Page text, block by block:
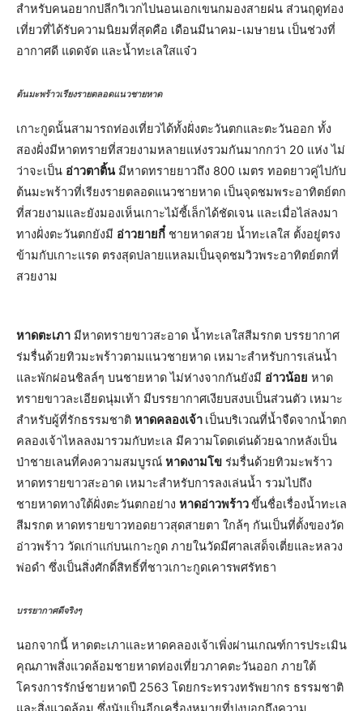
สำหรับคนอยากปลีกวิเวกไปนอนเอกเขนกมองสายฝน ส่วนฤดูท่อง
เที่ยวที่ได้รับความนิยมที่สุดคือ เดือนมีนาคม-เมษายน เป็นช่วงที่
อากาศดี แดดจัด และน้ำทะเลใสแจ๋ว
ต้นมะพร้าวเรียงรายตลอดแนวชายหาด
เกาะกูดนั้นสามารถท่องเที่ยวได้ทั้งฝั่งตะวันตกและตะวันออก ทั้ง
สองฝั่งมีหาดทรายที่สวยงามหลายแห่งรวมกันมากกว่า 20 แห่ง ไม่
ว่าจะเป็น อ่าวตาติ้น มีหาดทรายยาวถึง 800 เมตร ทอดยาวคู่ไปกับ
ต้นมะพร้าวที่เรียงรายตลอดแนวชายหาด เป็นจุดชมพระอาทิตย์ตก
ที่สวยงามและยังมองเห็นเกาะไม้ซี้เล็กได้ชัดเจน และเมื่อไล่ลงมา
ทางฝั่งตะวันตกยังมี อ่าวยายกี๋ ชายหาดสวย น้ำทะเลใส ตั้งอยู่ตรง
ข้ามกับเกาะแรด ตรงสุดปลายแหลมเป็นจุดชมวิวพระอาทิตย์ตกที่
สวยงาม
หาดตะเภา มีหาดทรายขาวสะอาด น้ำทะเลใสสีมรกต บรรยากาศ
ร่มรื่นด้วยทิวมะพร้าวตามแนวชายหาด เหมาะสำหรับการเล่นน้ำ
และพักผ่อนชิลล์ๆ บนชายหาด ไม่ห่างจากกันยังมี อ่าวน้อย หาด
ทรายขาวละเอียดนุ่มเท้า มีบรรยากาศเงียบสงบเป็นส่วนตัว เหมาะ
สำหรับผู้ที่รักธรรมชาติ หาดคลองเจ้า เป็นบริเวณที่น้ำจืดจากน้ำตก
คลองเจ้าไหลลงมารวมกับทะเล มีความโดดเด่นด้วยฉากหลังเป็น
ป่าชายเลนที่คงความสมบูรณ์ หาดงามโข ร่มรื่นด้วยทิวมะพร้าว
หาดทรายขาวสะอาด เหมาะสำหรับการลงเล่นน้ำ รวมไปถึง
ชายหาดทางใต้ฝั่งตะวันตกอย่าง หาดอ่าวพร้าวขึ้นชื่อเรื่องน้ำทะเล
สีมรกต หาดทรายขาวทอดยาวสุดสายตา ใกล้ๆ กันเป็นที่ตั้งของวัด
อ่าวพร้าว วัดเก่าแก่บนเกาะกูด ภายในวัดมีศาลเสด็จเตี่ยและหลวง
พ่อดำ ซึ่งเป็นสิ่งศักดิ์สิทธิ์ที่ชาวเกาะกูดเคารพศรัทธา
บรรยากาศดีจริงๆ
นอกจากนี้ หาดตะเภาและหาดคลองเจ้าเพิ่งผ่านเกณฑ์การประเมิน
คุณภาพสิ่งแวดล้อมชายหาดท่องเที่ยวภาคตะวันออก ภายใต้
โครงการรักษ์ชายหาดปี 2563 โดยกระทรวงทรัพยากร ธรรมชาติ